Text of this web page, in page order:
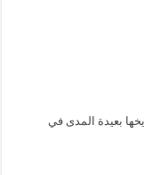
بعيدة المدى في